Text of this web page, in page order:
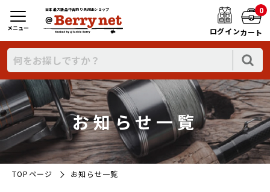
日本最大新品中古釣り具WEBショップ
ログイン
0
カート
メニュー
お知らせ一覧
TOPページ お知らせ一覧